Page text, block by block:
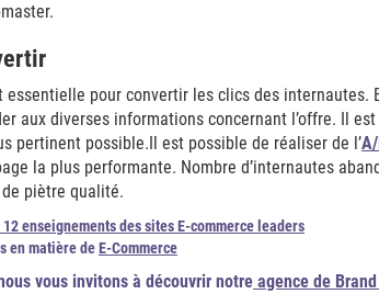
essentielle pour convertir les clics des internautes.
aux diverses informations concernant l’offre. Il
pertinent possible.Il est possible de réaliser de l’
la plus performante. Nombre d’internautes
de piètre qualité.
12 enseignements des sites E-commerce leaders
en matière deE-Commerce
vous invitons à découvrir notre agence de